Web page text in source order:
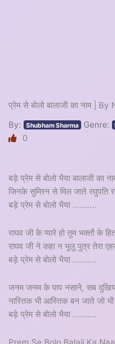
प्रेम से बोलो बालाजी का नाम |
By: Shubham Sharma Genre:
0
बड़े प्रेम से बोलो भैया बालाजी का
जिनके सुमिरन से मिल जाते रघुपति
बड़े प्रेम से बोलो भैया ..........
राघव जी के प्यारे हो तुम भक्तों के
राघव जी ने कहा न भूलू पुत्र तेरा
बड़े प्रेम से बोलो भैया ..........
जनम जनम के पाप नसाने, सब
नास्तिक भी आस्तिक बन जाते जो
बड़े प्रेम से बोलो भैया ..........
Prem Se Bolo Balaji Ka